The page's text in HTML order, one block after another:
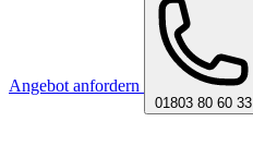
Angebot anfordern
01803 80 60 33